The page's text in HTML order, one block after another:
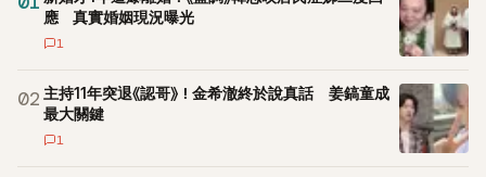
應 真實婚姻現況曝光
1
02 主持11年突退《認哥》！金希澈終於說真話 姜鎬童成
最大關鍵
1